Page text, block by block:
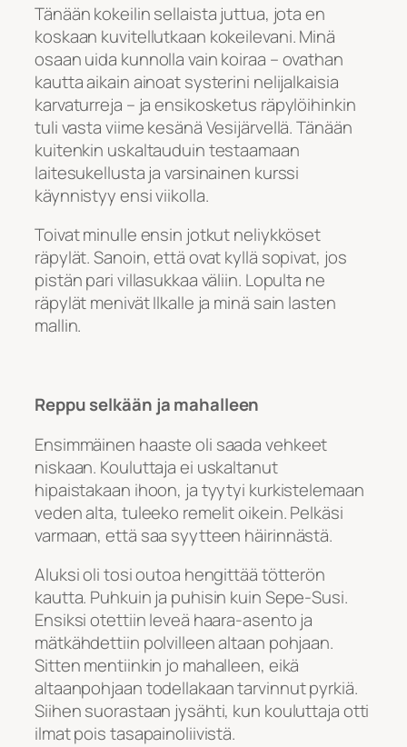
Tänään kokeilin sellaista juttua, jota en
koskaan kuvitellutkaan kokeilevani. Minä
osaan uida kunnolla vain koiraa – ovathan
kautta aikain ainoat systerini nelijalkaisia
karvaturreja – ja ensikosketus räpylöihinkin
tuli vasta viime kesänä Vesijärvellä. Tänään
kuitenkin uskaltauduin testaamaan
laitesukellusta ja varsinainen kurssi
käynnistyy ensi viikolla.
Toivat minulle ensin jotkut neliykköset
räpylät. Sanoin, että ovat kyllä sopivat, jos
pistän pari villasukkaa väliin. Lopulta ne
räpylät menivät Ilkalle ja minä sain lasten
mallin.
Reppu selkään ja mahalleen
Ensimmäinen haaste oli saada vehkeet
niskaan. Kouluttaja ei uskaltanut
hipaistakaan ihoon, ja tyytyi kurkistelemaan
veden alta, tuleeko remelit oikein. Pelkäsi
varmaan, että saa syytteen häirinnästä.
Aluksi oli tosi outoa hengittää tötterön
kautta. Puhkuin ja puhisin kuin Sepe-Susi.
Ensiksi otettiin leveä haara-asento ja
mätkähdettiin polvilleen altaan pohjaan.
Sitten mentiinkin jo mahalleen, eikä
altaanpohjaan todellakaan tarvinnut pyrkiä.
Siihen suorastaan jysähti, kun kouluttaja otti
ilmat pois tasapainoliivistä.